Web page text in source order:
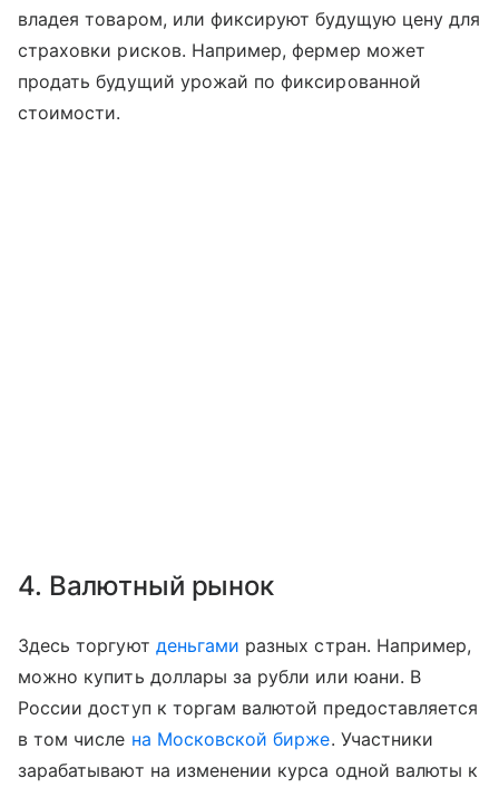
владея товаром, или фиксируют будущую цену для
страховки рисков. Например, фермер может
продать будущий урожай по фиксированной
стоимости.
4. Валютный рынок
Здесь торгуют деньгами разных стран. Например,
можно купить доллары за рубли или юани. В
России доступ к торгам валютой предоставляется
в том числе на Московской бирже. Участники
зарабатывают на изменении курса одной валюты к